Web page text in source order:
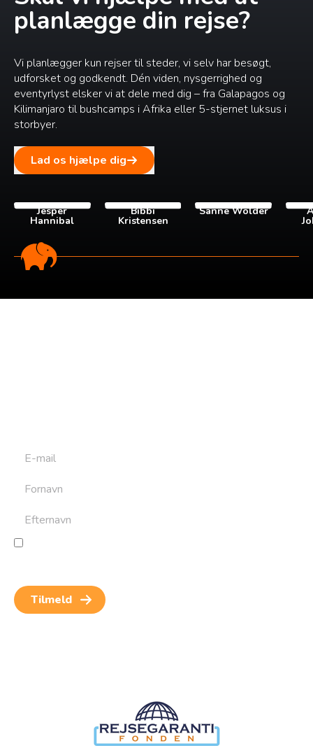
planlægge din rejse?
Vi planlægger kun rejser til steder, vi selv har besøgt,
udforsket og godkendt. Dén viden, nysgerrighed og
eventyrlyst elsker vi at dele med dig – fra Galapagos og
Kilimanjaro til bushcamps i Afrika eller 5-stjernet luksus i
storbyer.
Lad os hjælpe dig
Jesper
Hannibal
Bibbi
Kristensen
Sanne Wolder